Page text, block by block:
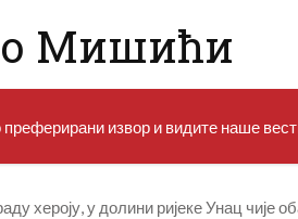
Мишићи
извор и видите наше
хероју, у долини ријеке Унац чије